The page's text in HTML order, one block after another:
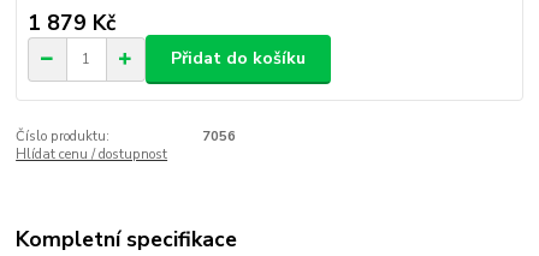
1 879 Kč
Přidat do košíku
Číslo produktu:
7056
Hlídat cenu / dostupnost
Kompletní specifikace